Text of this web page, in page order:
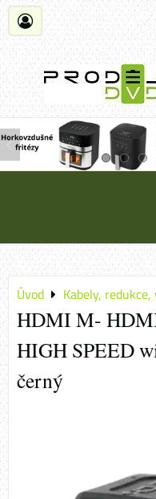
Úvod Kabely,
HDMI M-
HIGH SPEED
černý